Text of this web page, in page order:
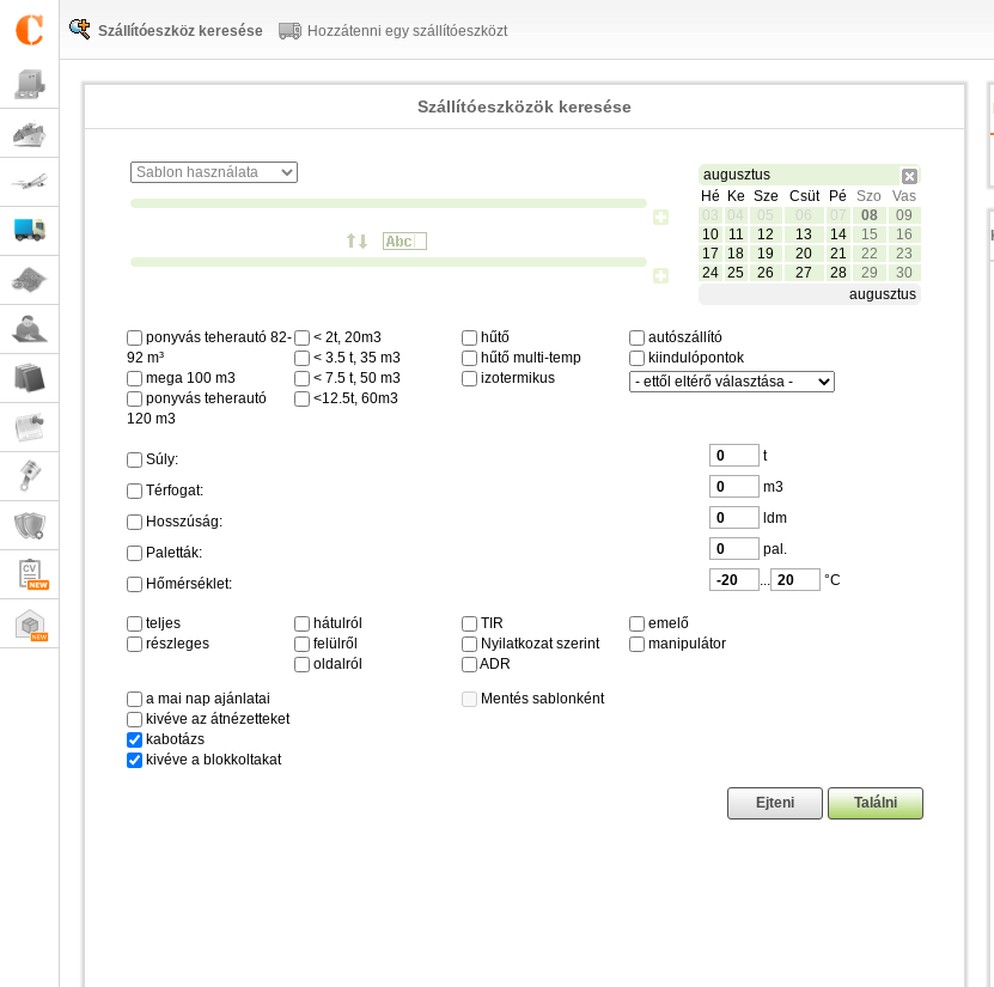
Szállítóeszköz keresése Hozzátenni egy szállítóeszközt
Szállítóeszközök keresése
augusztus
Hé
Ke Sze Csüt Pé Szo
Vas
03
04 05 06 07 08
09
10
11 12 13 14 15
16
17
18 19 20 21 22
23
24 25 26 27 28 29
30
augusztus
ponyvás teherautó 82-
92 m³
mega 100 m3
ponyvás teherautó
120 m3
< 2t, 20m3
< 3.5 t, 35 m3
< 7.5 t, 50 m3
<12.5t, 60m3
hűtő
hűtő multi-temp
izotermikus
autószállító
kiindulópontok
Súly: t
Térfogat: m3
Hosszúság: ldm
Paletták: pal.
Hőmérséklet: °C
teljes
részleges
hátulról
felülről
oldalról
TIR
Nyilatkozat szerint
ADR
emelő
manipulátor
a mai nap ajánlatai
kivéve az átnézetteket
kabotázs
kivéve a blokkoltakat
Mentés sablonként